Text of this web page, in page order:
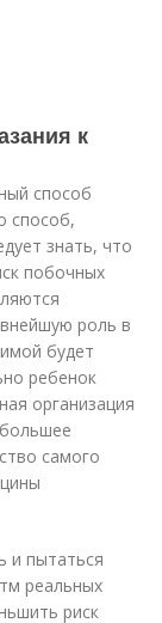
к
способ
способ,
знать, что
побочных
роль в
будет
ребенок
организация
самого
и пытаться
реальных
риск